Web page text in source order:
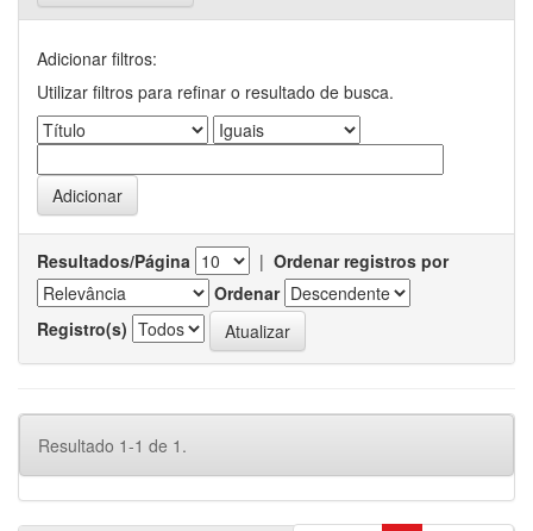
Adicionar filtros:
Utilizar filtros para refinar o resultado de busca.
Resultados/Página | Ordenar registros por
Ordenar
Registro(s)
Resultado 1-1 de 1.